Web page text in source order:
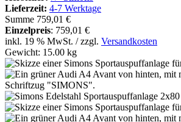
Lieferzeit: 4-7 Werktage
Summe 759,01 €
Einzelpreis: 759,01 €
inkl. 19 % MwSt. / zzgl. Versandkosten
Gewicht: 15.00 kg